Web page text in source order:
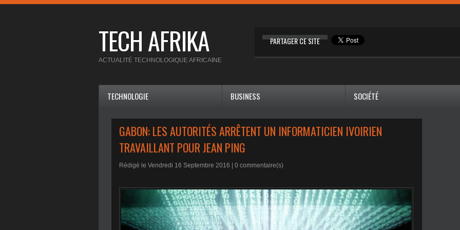
TECH AFRIKA PARTAGER CE SITE
ACTUALITÉ TECHNOLOGIQUE AFRICAINE
TECHNOLOGIE BUSINESS SOCIÉTÉ
GABON: LES AUTORITÉS ARRÊTENT UN INFORMATICIEN IVOIRIEN
TRAVAILLANT POUR JEAN PING
Rédigé le Vendredi 16 Septembre 2016 | 0 commentaire(s)